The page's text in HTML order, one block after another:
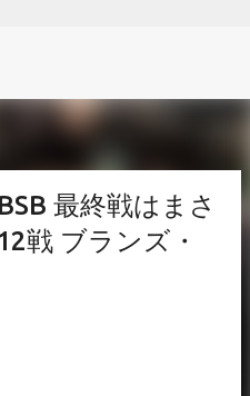
最終戦はまさ
戦 ブランズ・